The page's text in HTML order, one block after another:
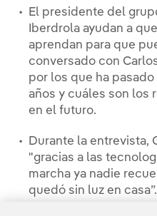
El presidente del
Iberdrola ayudan a
aprendan para que
conversado con
por los que ha
años y cuáles son los
en el futuro.
Durante la entrevista,
"gracias a las
marcha ya nadie
quedó sin luz en casa”.